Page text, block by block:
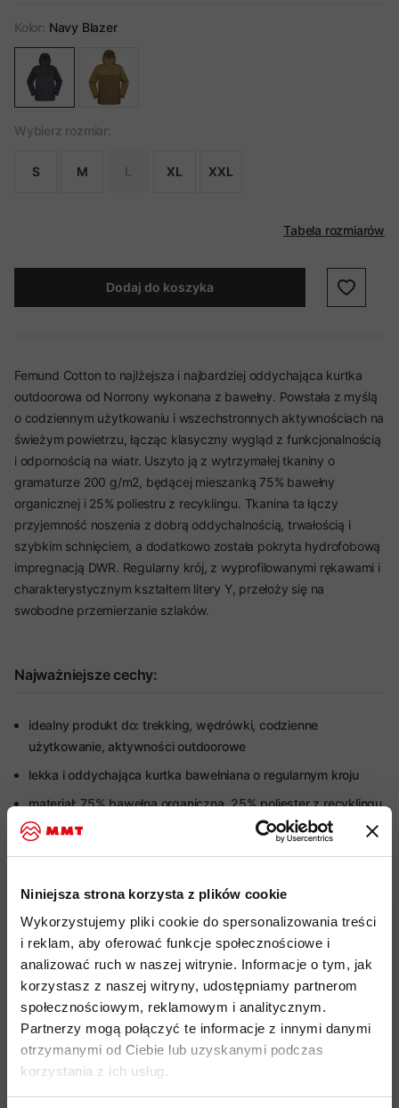
Niniejsza strona korzysta z plików cookie
Wykorzystujemy pliki cookie do spersonalizowania treści
i reklam, aby oferować funkcje społecznościowe i
analizować ruch w naszej witrynie. Informacje o tym, jak
korzystasz z naszej witryny, udostępniamy partnerom
społecznościowym, reklamowym i analitycznym.
Partnerzy mogą połączyć te informacje z innymi danymi
otrzymanymi od Ciebie lub uzyskanymi podczas
korzystania z ich usług.
Kolor: Navy Blazer
Wybierz rozmiar:
S M L XL XXL
Tabela rozmiarów
Dodaj do koszyka
Femund Cotton to najlżejsza i najbardziej oddychająca kurtka
outdoorowa od Norrony wykonana z bawełny. Powstała z myślą
o codziennym użytkowaniu i wszechstronnych aktywnościach na
świeżym powietrzu, łącząc klasyczny wygląd z funkcjonalnością
i odpornością na wiatr. Uszyto ją z wytrzymałej tkaniny o
gramaturze 200 g/m2, będącej mieszanką 75% bawełny
organicznej i 25% poliestru z recyklingu. Tkanina ta łączy
przyjemność noszenia z dobrą oddychalnością, trwałością i
szybkim schnięciem, a dodatkowo została pokryta hydrofobową
impregnacją DWR. Regularny krój, z wyprofilowanymi rękawami i
charakterystycznym kształtem litery Y, przełoży się na
swobodne przemierzanie szlaków.
Najważniejsze cechy:
idealny produkt do: trekking, wędrówki, codzienne
użytkowanie, aktywności outdoorowe
lekka i oddychająca kurtka bawełniana o regularnym kroju
materiał: 75% bawełna organiczna, 25% poliester z recyklingu
(200 g/m2)
czysta bawełna organiczna produkowana bez użycia
lub barwników, przyjazna alergikom
wiatroodporny i bryzgoodporny materiał dzięki impregnacji
DWR wolnej od szkodliwych związków PFC
zintegrowany kaptur z dyskretnym daszkiem oraz z
możliwością regulacji ściągaczem jedną ręką
2 kieszenie boczne zapinane na zamek
1 kieszeń napoleońska rozpinana na zamek
1 pozioma kieszeń na piersi pod klapą